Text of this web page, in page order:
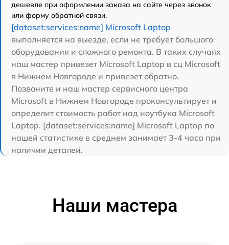
дешевле при оформлении заказа на сайте через звонок
или форму обратной связи.
[dataset:services:name] Microsoft Laptop
выполняется на выезде, если не требует большого
оборудования и сложного ремонта. В таких случаях
наш мастер привезет Microsoft Laptop в сц Microsoft
в Нижнем Новгороде и привезет обратно.
Позвоните и наш мастер сервисного центра
Microsoft в Нижнем Новгороде проконсультирует и
определит стоимость работ над ноутбука Microsoft
Laptop. [dataset:services:name] Microsoft Laptop по
нашей статистике в среднем занимает 3-4 часа при
наличии деталей.
Наши мастера